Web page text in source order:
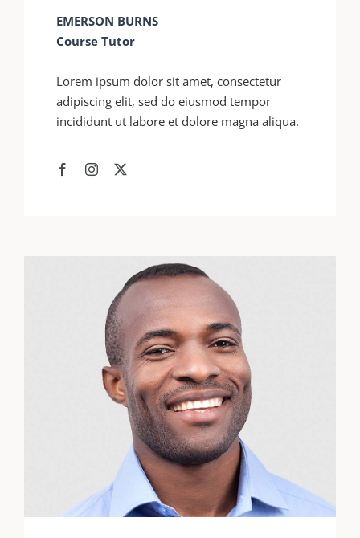
EMERSON BURNS
Course Tutor
Lorem ipsum dolor sit amet, consectetur
adipiscing elit, sed do eiusmod tempor
incididunt ut labore et dolore magna aliqua.